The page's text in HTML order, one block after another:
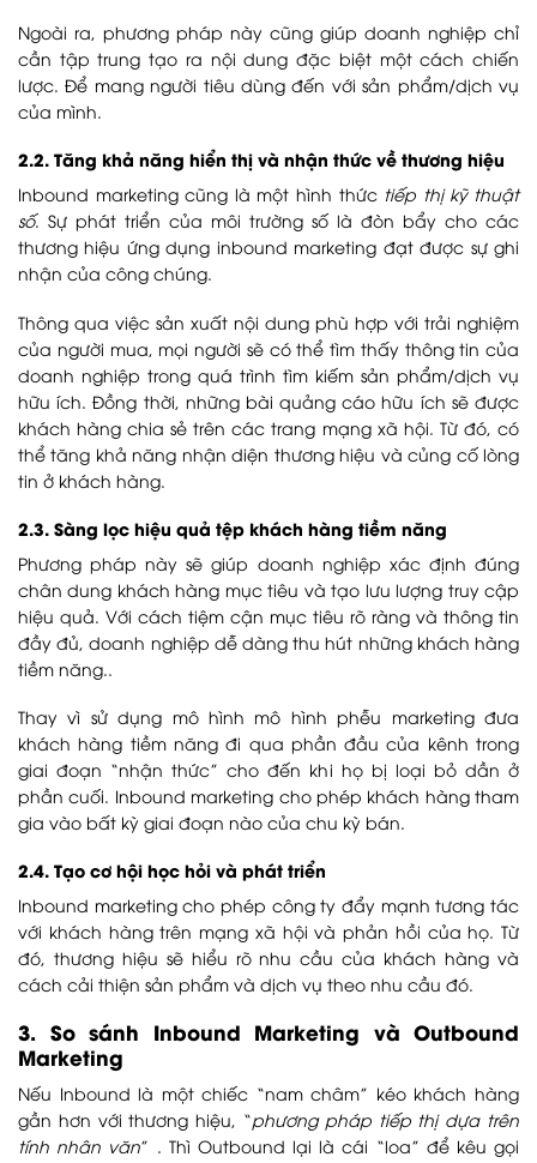
Ngoài ra, phương pháp này cũng giúp doanh nghiệp chỉ
cần tập trungtạo ra nội dung đặc biệt một cách chiến
lược. Để mang người tiêu dùng đến với sản phẩm/dịch vụ
của mình.
2.2. Tăng khả năng hiển thị và nhận thức về thương hiệu
Inbound marketing cũng là một hình thứctiếp thị kỹ thuật
số. Sự phát triển của môi trường số là đòn bẩy cho các
thương hiệu ứng dụng inbound marketing đạt được sự ghi
nhận của công chúng.
Thông qua việc sản xuất nội dung phù hợp với trải nghiệm
của người mua, mọi người sẽ có thể tìm thấy thông tin của
doanh nghiệp trong quá trình tìm kiếm sản phẩm/dịch vụ
hữu ích. Đồng thời, những bài quảng cáo hữu ích sẽ được
khách hàng chia sẻ trên các trang mạng xã hội. Từ đó, có
thể tăng khả năng nhận diện thương hiệu và củng cố lòng
tin ở khách hàng.
2.3. Sàng lọc hiệu quả tệp khách hàng tiềm năng
Phương pháp này sẽ giúp doanh nghiệp xác định đúng
chân dung khách hàng mục tiêu và tạo lưu lượng truy cập
hiệu quả. Với cách tiệm cận mục tiêu rõ ràng và thông tin
đầy đủ, doanh nghiệp dễ dàng thu hút những khách hàng
tiềm năng..
Thay vì sử dụng mô hình mô hình phễu marketing đưa
khách hàng tiềm năng đi qua phần đầu của kênh trong
giai đoạn “nhận thức” cho đến khi họ bị loại bỏ dần ở
phần cuối. Inbound marketing cho phép khách hàng tham
gia vào bất kỳ giai đoạn nào của chu kỳ bán.
2.4. Tạo cơ hội học hỏi và phát triển
Inbound marketing cho phép công ty đẩy mạnh tương tác
với khách hàng trên mạng xã hội và phản hồi của họ. Từ
đó, thương hiệu sẽ hiểu rõ nhu cầu của khách hàng và
cách cải thiện sản phẩm và dịch vụ theo nhu cầu đó.
3. So sánh Inbound Marketing và Outbound
Marketing
Nếu Inbound là một chiếc “nam châm” kéo khách hàng
gần hơn với thương hiệu, “phương pháp tiếp thị dựa trên
tính nhân văn” . Thì Outbound lại là cái “loa” để kêu gọi